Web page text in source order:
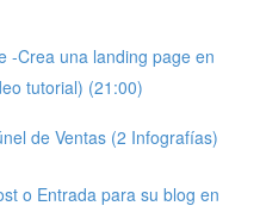
-Crea una landing page en
tutorial) (21:00)
de Ventas (2 Infografías)
o Entrada para su blog en